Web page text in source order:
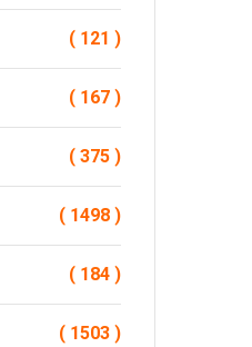
( 121 )
( 167 )
( 375 )
( 1498 )
( 184 )
( 1503 )